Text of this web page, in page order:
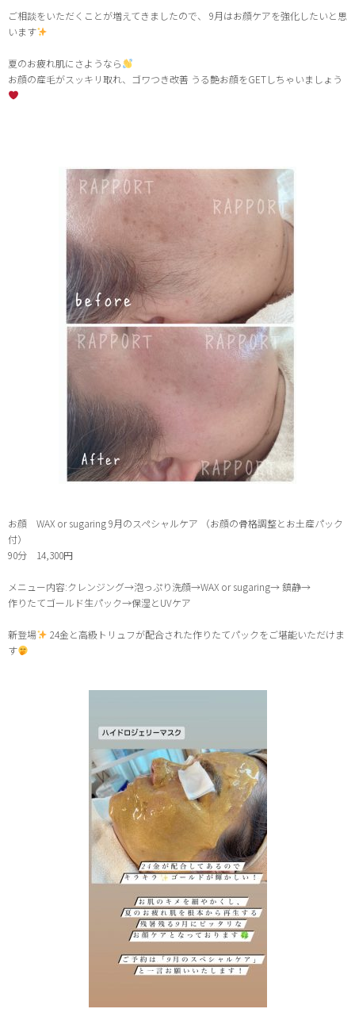
ご相談をいただくことが増えてきましたので、 9月はお顔ケアを強化したいと思
います
夏のお疲れ肌にさようなら
お顔の産毛がスッキリ取れ、ゴワつき改善 うる艶お顔をGETしちゃいましょう
お顔 WAX or sugaring 9月のスペシャルケア （お顔の骨格調整とお土産パック
付）
90分 14,300円
メニュー内容:クレンジング→泡っぷり洗顔→WAX or sugaring→ 鎮静→
作りたてゴールド生パック→保湿とUVケア
新登場
24金と高級トリュフが配合された作りたてパックをご堪能いただけま
す